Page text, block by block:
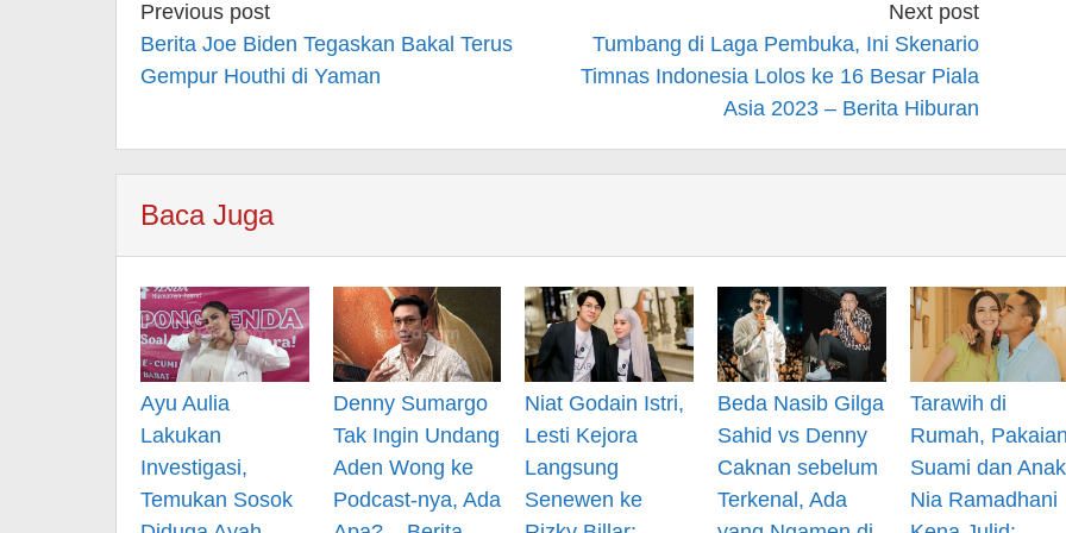
Post
navigation
Previous post
Berita Joe Biden Tegaskan Bakal Terus
Gempur Houthi di Yaman
Next post
Tumbang di Laga Pembuka, Ini Skenario
Timnas Indonesia Lolos ke 16 Besar Piala
Asia 2023 – Berita Hiburan
Baca Juga
Ayu Aulia
Lakukan
Investigasi,
Temukan Sosok
Denny Sumargo
Tak Ingin Undang
Aden Wong ke
Podcast-nya, Ada
Niat Godain Istri,
Lesti Kejora
Langsung
Senewen ke
Beda Nasib Gilga
Sahid vs Denny
Caknan sebelum
Terkenal, Ada
Tarawih di
Rumah,
Suami dan Anak
Nia Ramadhani